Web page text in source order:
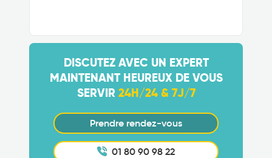
DISCUTEZ AVEC UN EXPERT
MAINTENANT HEUREUX DE VOUS
SERVIR 24H/24 & 7J/7
Prendre rendez-vous
01 80 90 98 22